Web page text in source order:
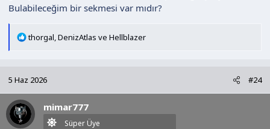
Bulabileceğim bir sekmesi var mıdır?
T
l
e
r
thorgal DenizAtlas ve Hellblazer
5 Haz 2026 #24
mimar777
Süper Üye